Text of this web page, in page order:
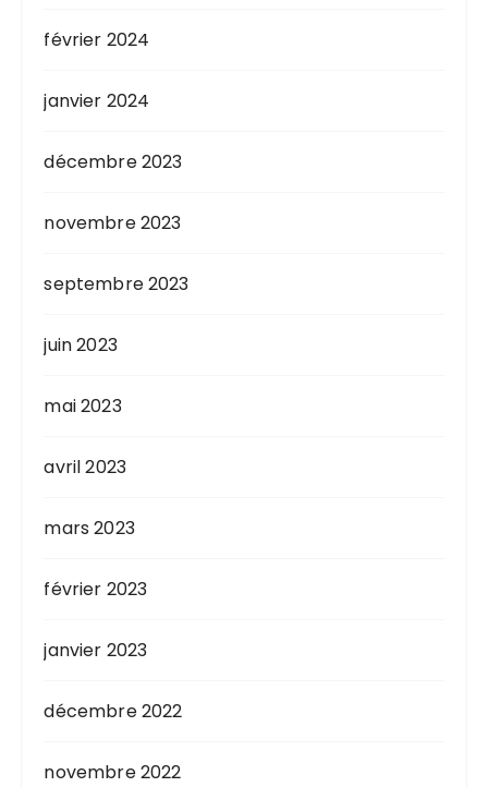
février 2024
janvier 2024
décembre 2023
novembre 2023
septembre 2023
juin 2023
mai 2023
avril 2023
mars 2023
février 2023
janvier 2023
décembre 2022
novembre 2022